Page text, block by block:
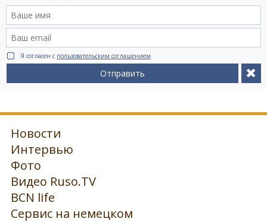
Я согласен с пользовательским соглашением
Отправить
Новости
Интервью
Фото
Видео Ruso.TV
BCN life
Сервис на немецком